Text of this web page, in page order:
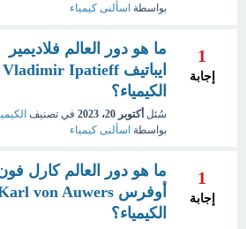
بواسطة اسألنى كيمياء
1
إجابة
ما هو دور العالم فلاديمير
الكيمياء؟
سُئل أكتوبر 20، 2023 في تصنيف
بواسطة اسألنى كيمياء
1
إجابة
ما هو دور العالم كارل
الكيمياء؟